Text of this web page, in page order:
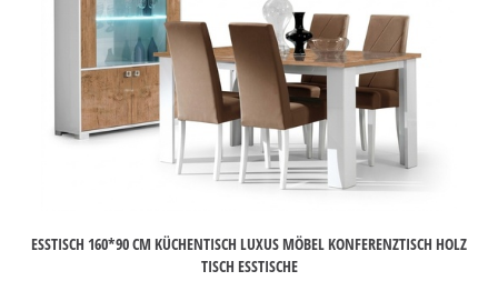
ESSTISCH 160*90 CM KÜCHENTISCH LUXUS MÖBEL KONFERENZTISCH HOLZ
TISCH ESSTISCHE